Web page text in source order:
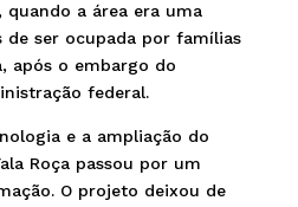
a área era uma
de ser ocupada por famílias
após o embargo do
federal.
e a ampliação do
Roça passou por um
O projeto deixou de